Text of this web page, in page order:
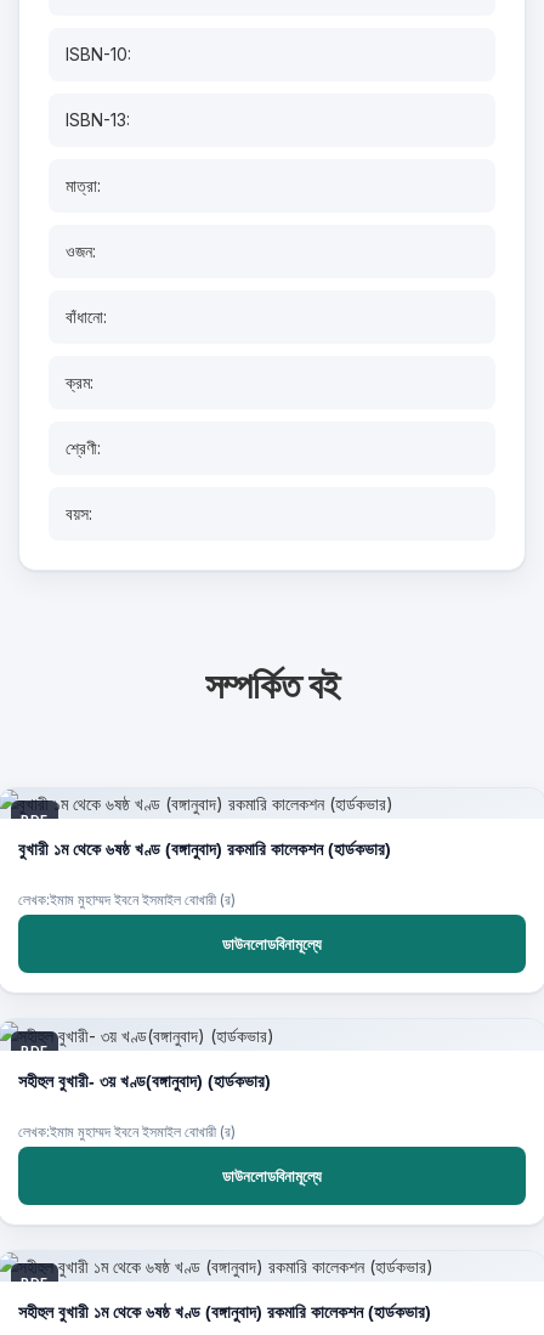
ISBN-10:
ISBN-13:
মাত্রা:
ওজন:
বাঁধানো:
ক্রম:
শ্রেণী:
বয়স:
সম্পর্কিত বই
PDF
বুখারী ১ম থেকে ৬ষষ্ঠ খণ্ড (বঙ্গানুবাদ) রকমারি কালেকশন (হার্ডকভার)
লেখক:ইমাম মুহাম্মদ ইবনে ইসমাইল বোখারী (র)
ডাউনলোডবিনামূল্যে
PDF
সহীহুল বুখারী- ৩য় খণ্ড(বঙ্গানুবাদ) (হার্ডকভার)
লেখক:ইমাম মুহাম্মদ ইবনে ইসমাইল বোখারী (র)
ডাউনলোডবিনামূল্যে
PDF
সহীহুল বুখারী ১ম থেকে ৬ষষ্ঠ খণ্ড (বঙ্গানুবাদ) রকমারি কালেকশন (হার্ডকভার)